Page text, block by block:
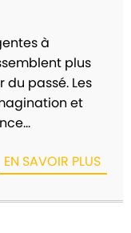
à
plus
passé. Les
et
EN SAVOIR PLUS